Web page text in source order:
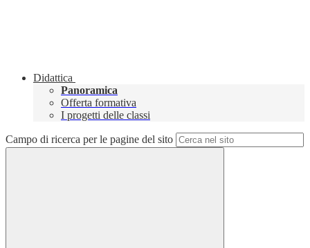
Didattica
Panoramica
Offerta formativa
I progetti delle classi
Campo di ricerca per le pagine del sito